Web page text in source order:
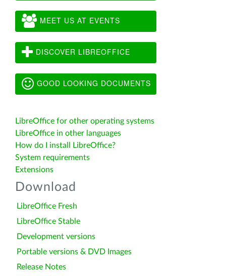
MEET US AT EVENTS
DISCOVER LIBREOFFICE
GOOD LOOKING DOCUMENTS
LibreOffice for other operating systems
LibreOffice in other languages
How do I install LibreOffice?
System requirements
Extensions
Download
LibreOffice Fresh
LibreOffice Stable
Development versions
Portable versions & DVD Images
Release Notes